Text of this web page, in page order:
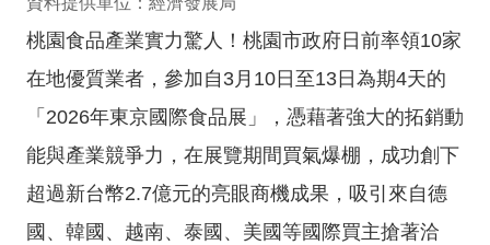
投
資
勢
資
商
機
桃園食品產業實力驚人！桃園市政府日前率領10家
在地優質業者，參加自3月10日至13日為期4天的
「2026年東京國際食品展」，憑藉著強大的拓銷動
能與產業競爭力，在展覽期間買氣爆棚，成功創下
超過新台幣2.7億元的亮眼商機成果，吸引來自德
國、韓國、越南、泰國、美國等國際買主搶著洽